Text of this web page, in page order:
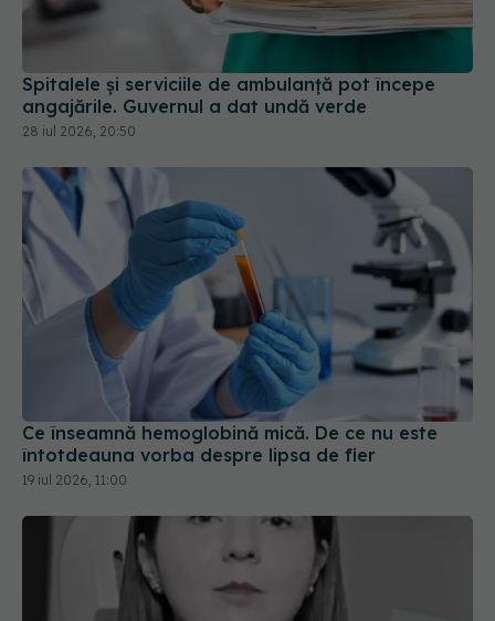
Spitalele și serviciile de ambulanță pot începe
angajările. Guvernul a dat undă verde
28 iul 2026, 20:50
Ce înseamnă hemoglobină mică. De ce nu este
întotdeauna vorba despre lipsa de fier
19 iul 2026, 11:00